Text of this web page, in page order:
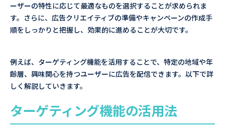
ーザーの特性に応じて最適なものを選択することが求められま
す。さらに、広告クリエイティブの準備やキャンペーンの作成手
順をしっかりと把握し、効果的に進めることが大切です。
例えば、ターゲティング機能を活用することで、特定の地域や年
齢層、興味関心を持つユーザーに広告を配信できます。以下で詳
しく解説していきます。
ターゲティング機能の活用法